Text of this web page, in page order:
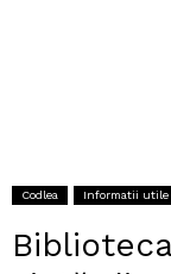
Codlea Informatii utile